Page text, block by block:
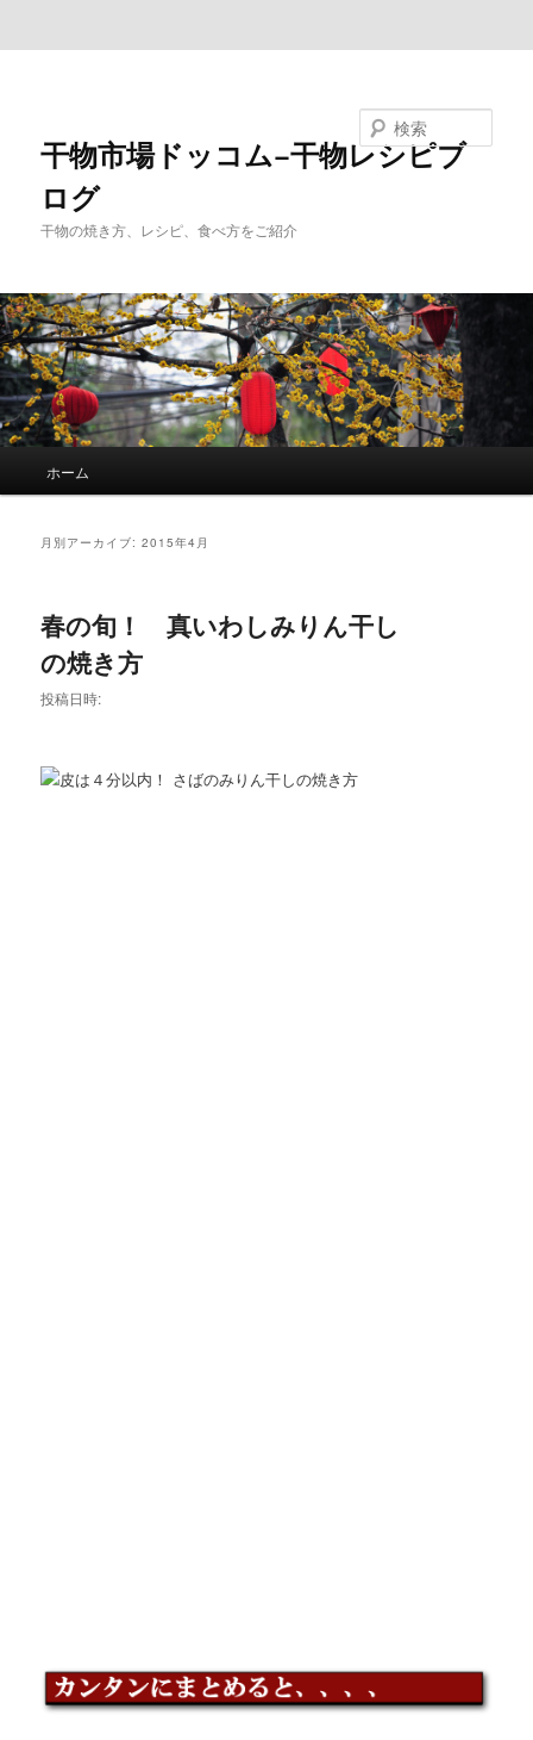
干物市場ドッコム−干物レシピブ
ログ
干物の焼き方、レシピ、食べ方をご紹介
ホーム
月別アーカイブ:2015年4月
春の旬！ 真いわしみりん干し
の焼き方
投稿日時: